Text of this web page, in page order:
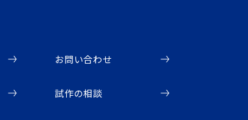
お問い合わせ
試作の相談